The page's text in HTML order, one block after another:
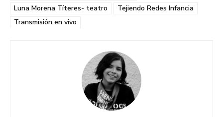
Luna Morena Títeres- teatro
Tejiendo Redes Infancia
Transmisión en vivo